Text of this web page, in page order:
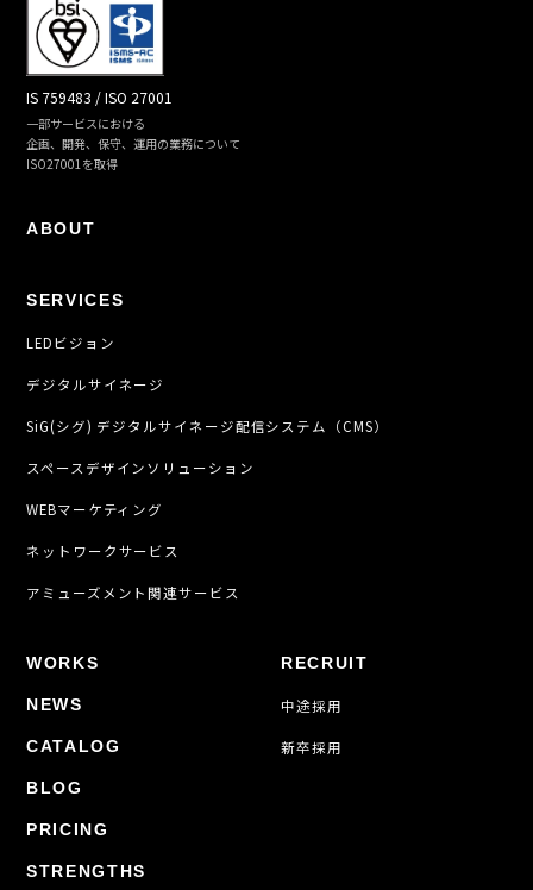
IS 759483 / ISO 27001
一部サービスにおける
企画、開発、保守、運用の業務について
ISO27001を取得
ABOUT
SERVICES
LEDビジョン
デジタルサイネージ
SiG(シグ) デジタルサイネージ配信システム（CMS）
スペースデザインソリューション
WEBマーケティング
ネットワークサービス
アミューズメント関連サービス
WORKS
NEWS
CATALOG
BLOG
PRICING
STRENGTHS
RECRUIT
中途採用
新卒採用